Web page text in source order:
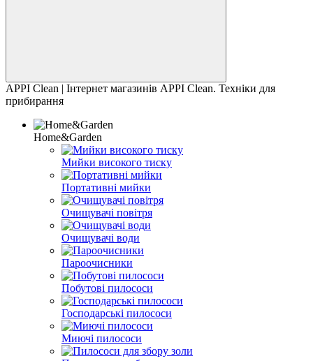
APPI Clean | Інтернет магазинів APPI Clean. Техніки для
прибирання
Home&Garden
Мийки високого тиску
Портативні мийки
Очищувачі повітря
Очищувачі води
Пароочисники
Побутові пилососи
Господарські пилососи
Миючі пилососи